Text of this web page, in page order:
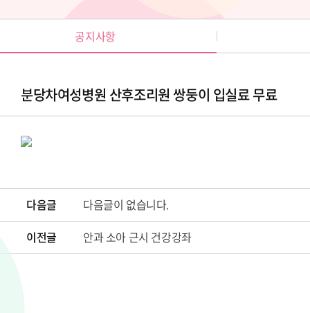
공지사항
분당차여성병원 산후조리원 쌍둥이 입실료 무료
다음글
다음글이 없습니다.
이전글
안과 소아 근시 건강강좌